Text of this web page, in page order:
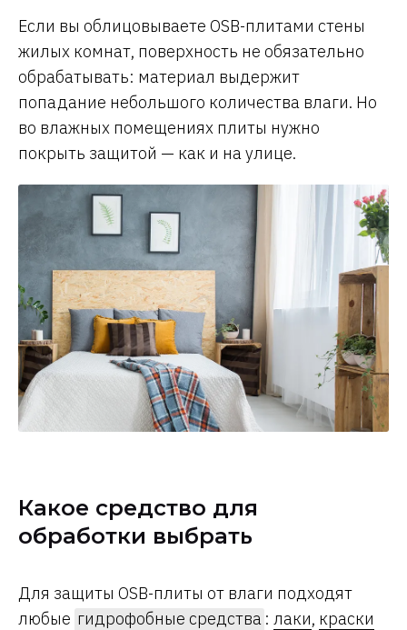
Если вы облицовываете OSB-плитами стены
жилых комнат, поверхность не обязательно
обрабатывать: материал выдержит
попадание небольшого количества влаги. Но
во влажных помещениях плиты нужно
покрыть защитой — как и на улице.
Какое средство для
обработки выбрать
Для защиты OSB-плиты от влаги подходят
любые гидрофобные средства : лаки, краски